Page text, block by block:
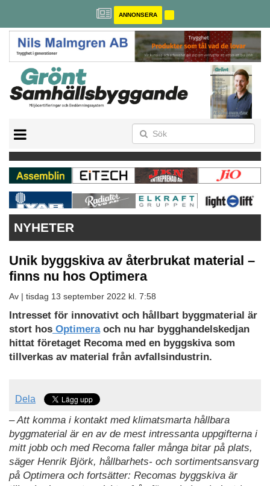
ANNONSERA
MILJÖBYGGNAD
NOLLCO2
CITYLAB
GREENBUILDING
ANNONSERA
NYHETER
Unik byggskiva av återbrukat material –
finns nu hos Optimera
Av | tisdag 13 september 2022 kl. 7:58
Intresset för innovativt och hållbart byggmaterial är
stort hos Optimeraoch nu har bygghandelskedjan
hittat företaget Recoma med en byggskiva som
tillverkas av material från avfallsindustrin.
Dela
– Att komma i kontakt med klimatsmarta hållbara
byggmaterial är en av de mest intressanta uppgifterna i
mitt jobb och med Recoma faller många bitar på plats,
säger Henrik Björk, hållbarhets- och sortimentsansvarg
på Optimera och fortsätter: Recomas byggskiva är